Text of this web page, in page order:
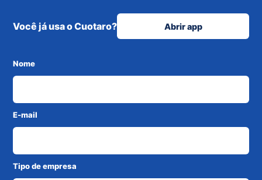
Você já usa o Cuotaro? Abrir app
Nome
E-mail
Tipo de empresa